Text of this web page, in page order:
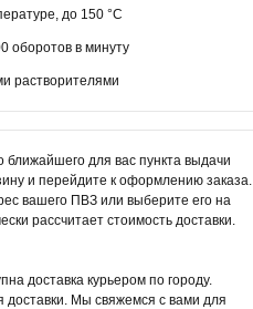
до 150 °C
оборотов в минуту
растворителями
для вас пункта выдачи
и перейдите к оформлению заказа.
вашего ПВЗ или выберите его на
рассчитает стоимость доставки.
доставка курьером по городу.
доставки. Мы свяжемся с вами для